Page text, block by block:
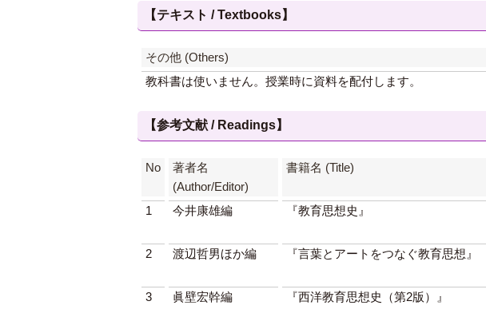
【テキスト / Textbooks】
その他 (Others)
教科書は使いません。授業時に資料を配付します。
【参考文献 / Readings】
No
著者名
(Author/Editor)
書籍名 (Title)
1 今井康雄編 『教育思想史』
2
渡辺哲男ほか編 『言葉とアートをつなぐ教育思想』
3
眞壁宏幹編 『西洋教育思想史（第2版）』